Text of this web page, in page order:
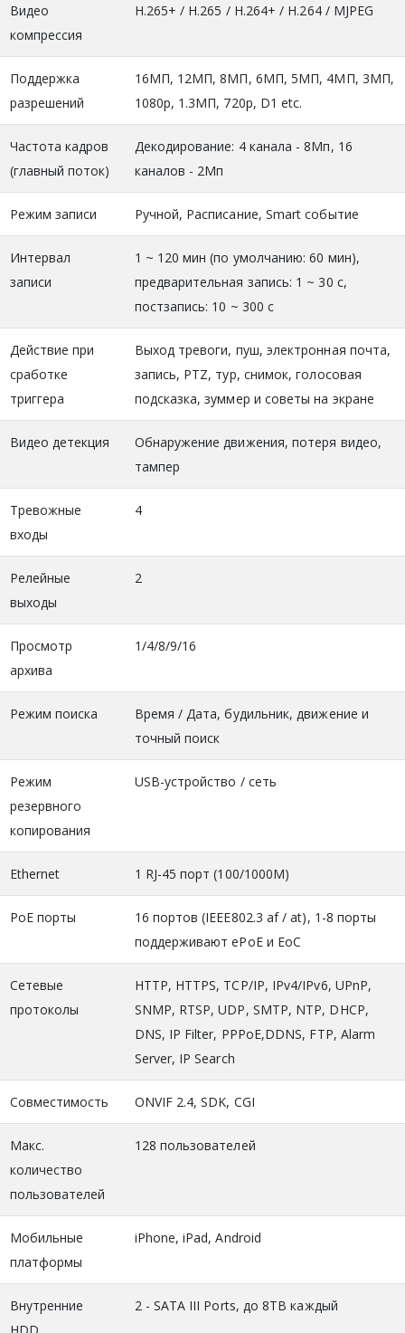
Видео
компрессия
H.265+ / H.265 / H.264+ / H.264 / MJPEG
Поддержка
разрешений
16МП, 12МП, 8МП, 6МП, 5МП, 4МП, 3МП,
1080p, 1.3МП, 720p, D1 etc.
Частота кадров
(главный поток)
Декодирование: 4 канала - 8Мп, 16
каналов - 2Мп
Режим записи Ручной, Расписание, Smart событие
Интервал
записи
1 ~ 120 мин (по умолчанию: 60 мин),
предварительная запись: 1 ~ 30 с,
постзапись: 10 ~ 300 с
Действие при
сработке
триггера
Выход тревоги, пуш, электронная почта,
запись, PTZ, тур, снимок, голосовая
подсказка, зуммер и советы на экране
Видео детекция
Обнаружение движения, потеря видео,
тампер
Тревожные
входы
4
Релейные
выходы
2
Просмотр
архива
1/4/8/9/16
Режим поиска
Время / Дата, будильник, движение и
точный поиск
Режим
резервного
копирования
USB-устройство / сеть
Ethernet 1 RJ-45 порт (100/1000M)
PoE порты
16 портов (IEEE802.3 af / at), 1-8 порты
поддерживают ePoE и EoC
Сетевые
протоколы
HTTP, HTTPS, TCP/IP, IPv4/IPv6, UPnP,
SNMP, RTSP, UDP, SMTP, NTP, DHCP,
DNS, IP Filter, PPPoE,DDNS, FTP, Alarm
Server, IP Search
Совместимость ONVIF 2.4, SDK, CGI
Макс.
количество
пользователей
128 пользователей
Мобильные
платформы
iPhone, iPad, Android
Внутренние
HDD
2 - SATA III Ports, до 8TB каждый